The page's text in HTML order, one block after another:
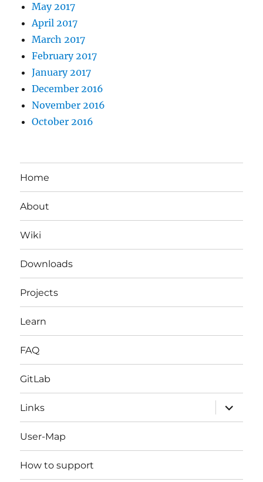
May 2017
April 2017
March 2017
February 2017
January 2017
December 2016
November 2016
October 2016
Home
About
Wiki
Downloads
Projects
Learn
FAQ
GitLab
Links
expand
child
menu
User-Map
How to support